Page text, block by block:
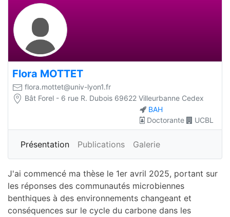
Flora MOTTET
flora.mottet@univ-lyon1.fr
Bât Forel - 6 rue R. Dubois 69622 Villeurbanne Cedex
BAH
Doctorante
UCBL
Présentation Publications Galerie
Plus
J'ai commencé ma thèse le 1er avril 2025, portant sur
les réponses des communautés microbiennes
benthiques à des environnements changeant et
conséquences sur le cycle du carbone dans les